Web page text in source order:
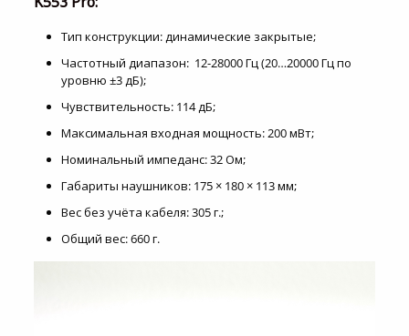
Тип конструкции: динамические закрытые;
Частотный диапазон: 12-28000 Гц (20…20000 Гц по
уровню ±3 дБ);
Чувствительность: 114 дБ;
Максимальная входная мощность: 200 мВт;
Номинальный импеданс: 32 Ом;
Габариты наушников: 175 × 180 × 113 мм;
Вес без учёта кабеля: 305 г.;
Общий вес: 660 г.